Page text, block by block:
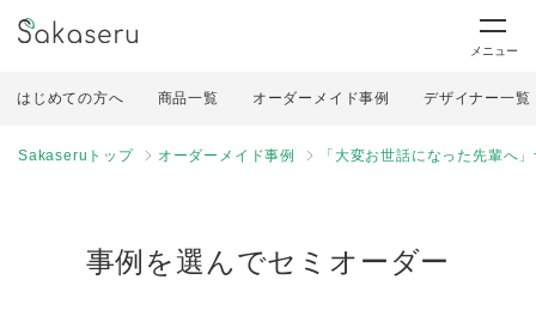
メニュー
はじめての方へ 商品一覧 オーダーメイド事例 デザイナー一覧
Sakaseruトップ オーダーメイド事例 「大変お世話になった先輩へ
事例を選んでセミオーダー